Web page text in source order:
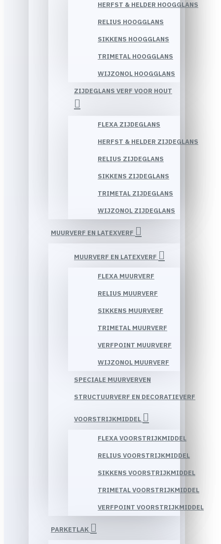
HERFST & HELDER HOOGGLANS
RELIUS HOOGGLANS
SIKKENS HOOGGLANS
TRIMETAL HOOGGLANS
WIJZONOL HOOGGLANS
ZIJDEGLANS VERF VOOR HOUT
FLEXA ZIJDEGLANS
HERFST & HELDER ZIJDEGLANS
RELIUS ZIJDEGLANS
SIKKENS ZIJDEGLANS
TRIMETAL ZIJDEGLANS
WIJZONOL ZIJDEGLANS
MUURVERF EN LATEXVERF
MUURVERF EN LATEXVERF
FLEXA MUURVERF
RELIUS MUURVERF
SIKKENS MUURVERF
TRIMETAL MUURVERF
VERFPOINT MUURVERF
WIJZONOL MUURVERF
SPECIALE MUURVERVEN
STRUCTUURVERF EN DECORATIEVERF
VOORSTRIJKMIDDEL
FLEXA VOORSTRIJKMIDDEL
RELIUS VOORSTRIJKMIDDEL
SIKKENS VOORSTRIJKMIDDEL
TRIMETAL VOORSTRIJKMIDDEL
VERFPOINT VOORSTRIJKMIDDEL
PARKETLAK